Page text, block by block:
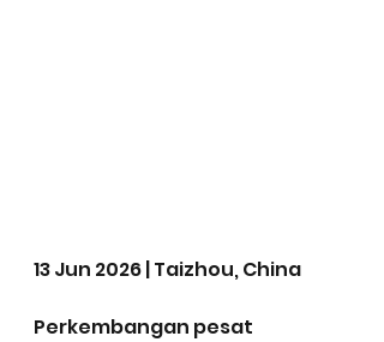
13 Jun 2026 | Taizhou, China
Perkembangan pesat